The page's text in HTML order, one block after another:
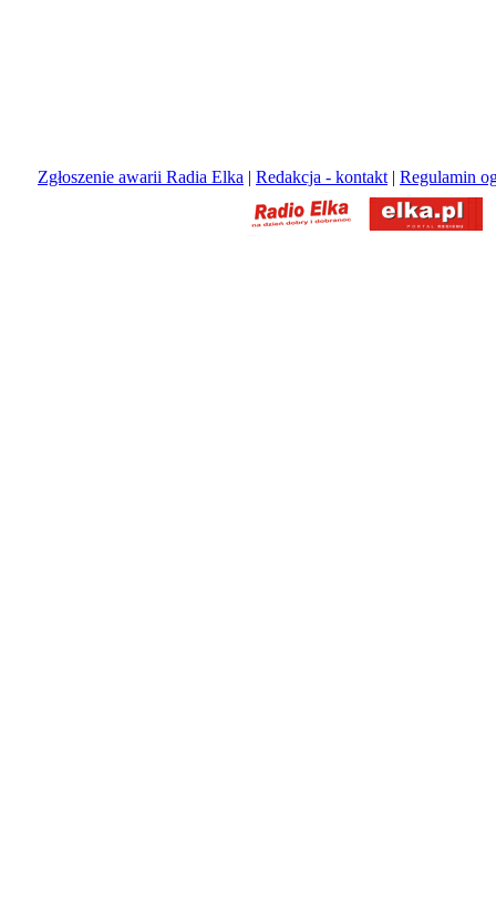
Zgłoszenie awarii Radia Elka | Redakcja - kontakt | Regulamin